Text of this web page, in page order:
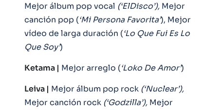
Mejor álbum pop vocal (‘ElDisco’), Mejor
canción pop (‘Mi Persona Favorita’), Mejor
vídeo de larga duración (‘Lo Que Fui Es Lo
Que Soy’)
Ketama | Mejor arreglo (‘Loko De Amor’)
Leiva | Mejor álbum pop rock (‘Nuclear’),
Mejor canción rock (‘Godzilla’), Mejor